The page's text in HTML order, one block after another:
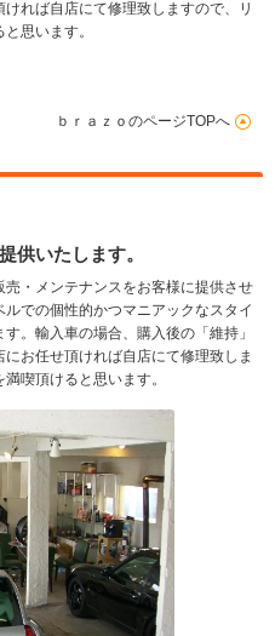
れば自店にて修理致しますので、リ
思います。
ｂｒａｚｏのページTOPへ
供いたします。
・メンテナンスをお客様に提供させ
での個性的かつマニアックなスタイ
。輸入車の場合、購入後の「維持」
お任せ頂ければ自店にて修理致しま
喫頂けると思います。